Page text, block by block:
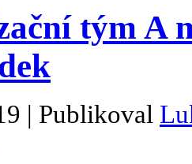
tým A
| Publikoval